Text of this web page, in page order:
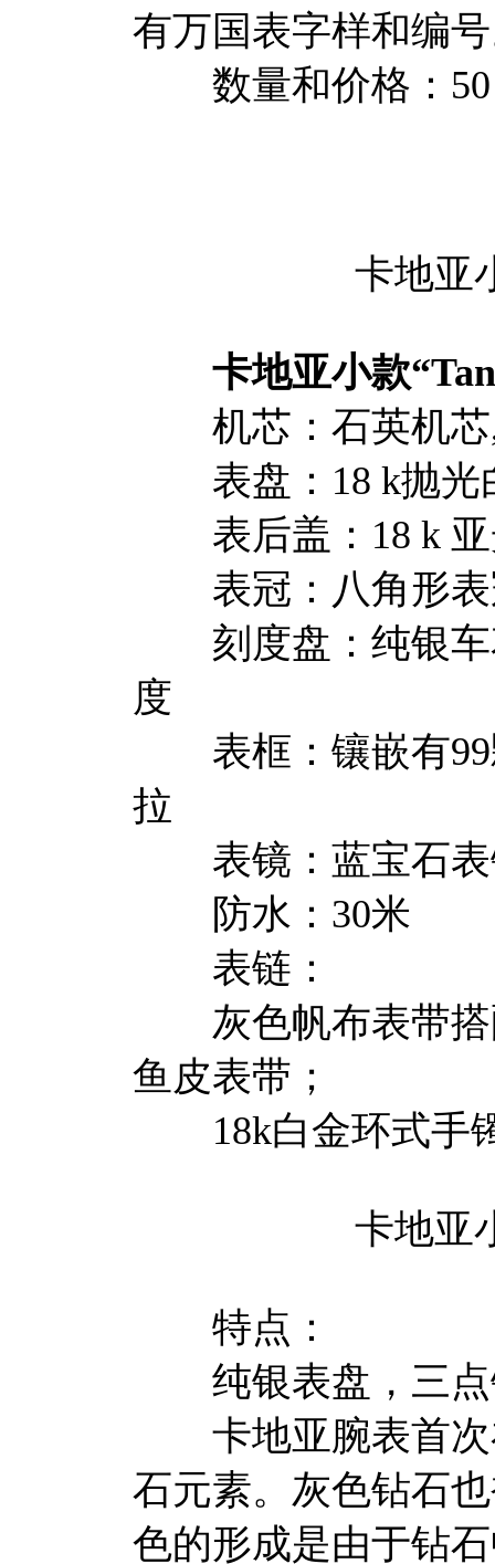
有万国表字样和编
数量和价格：50
卡地亚
卡地亚小款
机芯：石英机芯,
表盘：18 k抛光
表后盖：18 k 亚
表冠：八角形表
刻度盘：纯银车
度
表框：镶嵌有99
拉
表镜：蓝宝石表
防水：30米
表链：
灰色帆布表带搭
鱼皮表带；
18k白金环式手
卡地亚
特点：
纯银表盘，三点
卡地亚腕表首次
石元素。灰色钻石
色的形成是由于钻